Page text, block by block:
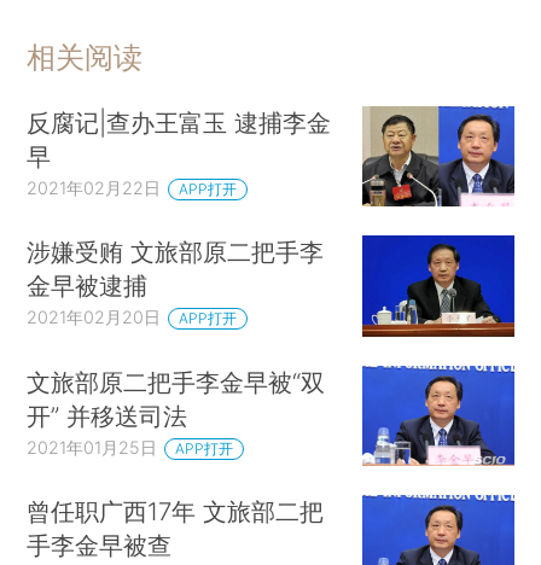
相关阅读
反腐记|查办王富玉 逮捕李金
早
2021年02月22日 APP打开
涉嫌受贿 文旅部原二把手李
金早被逮捕
2021年02月20日 APP打开
文旅部原二把手李金早被“双
开” 并移送司法
2021年01月25日 APP打开
曾任职广西17年 文旅部二把
手李金早被查